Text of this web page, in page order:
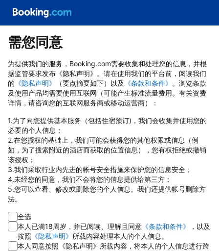
需您同意
为提供我们的服务，Booking.com需要收集和处理您的信息，并根
据监管要求发布《隐私声明》。请在使用我们的平台前，阅读我们
的 《隐私声明》 （要点摘要如下）以及 《条款和条件》 。浏览条款
及使用产品均需要使用互联网（可能产生标准流量费用。有关资费
详情，请咨询您的互联网服务商或移动运营商）：
1.为了向您提供基本服务（包括住宿预订)，我们会收集并使用您的
必要的个人信息；
2.在您授权的基础上，我们可能会获得您的其他权限或信息（例
如，为了搜索附近的酒店而获取的位置信息），您有权拒绝或撤销
该授权；
3.我们采取行业内先进的帐号安全措施来保护您的信息安全；
4.未经您的同意，我们不会将您的信息提供给第三方；
5.您可以查看、修改或删除您的个人信息。我们还提供帐号删除方
法。
全选
本人已满18周岁，并已阅读、理解且同意 《条款和条件》
，以及
按照 《隐私声明》 所载内容处理本人的个人信息。
本人同意按照《隐私声明》所载内容，将本人的个人信息进行跨